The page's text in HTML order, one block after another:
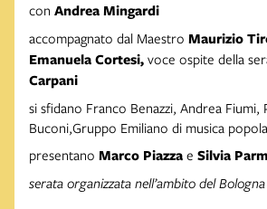
con AndreaMingardi
accompagnato dal Maestro Maurizio
EmanuelaCortesi, voce ospite della
Carpani
si sfidano Franco Benazzi, Andrea Fiumi,
Buconi,Gruppo Emiliano di musica
presentano Marco Piazza e Silvia
serata organizzata nell’ambito del Bologna